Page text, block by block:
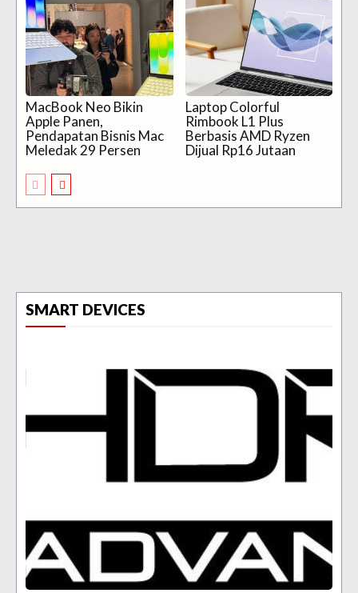
MacBook Neo Bikin
Apple Panen,
Pendapatan Bisnis Mac
Meledak 29 Persen
Laptop Colorful
Rimbook L1 Plus
Berbasis AMD Ryzen
Dijual Rp16 Jutaan
SMART DEVICES